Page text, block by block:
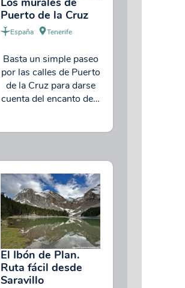
Puerto de la Cruz
España Tenerife
Basta un simple paseo
por las calles de Puerto
de la Cruz para darse
cuenta del encanto de…
El Ibón de Plan.
Ruta fácil desde
Saravillo